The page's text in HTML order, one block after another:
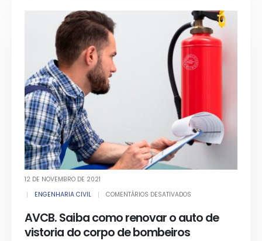
12 DE NOVEMBRO DE 2021
ENGENHARIA CIVIL
COMENTÁRIOS DESATIVADOS
AVCB. Saiba como renovar o auto de
vistoria do corpo de bombeiros